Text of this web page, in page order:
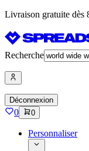
Livraison gratuite dès
Recherche
Déconnexion
0 0
Personnaliser